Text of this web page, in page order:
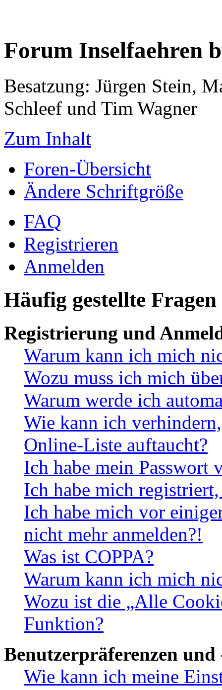
Forum Inselfaehren
Besatzung: Jürgen Stein,
Schleef und Tim Wagner
Zum Inhalt
Foren-Übersicht
Ändere Schriftgröße
FAQ
Registrieren
Anmelden
Häufig gestellte Fragen
Registrierung und
Warum kann ich mich
Wozu muss ich mich
Warum werde ich
Wie kann ich
Online-Liste auftaucht?
Ich habe mein Passwort
Ich habe mich
Ich habe mich vor
nicht mehr anmelden?!
Was ist COPPA?
Warum kann ich mich
Wozu ist die „Alle
Funktion?
Benutzerpräferenzen und
Wie kann ich meine